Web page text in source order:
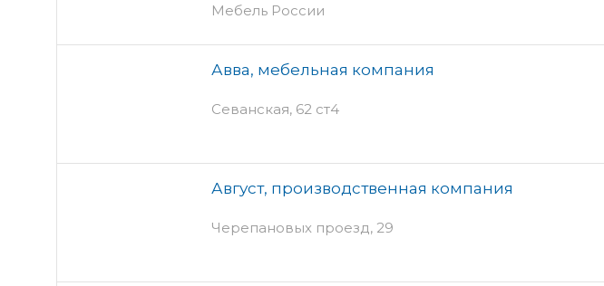
Мебель России
Авва, мебельная компания
Севанская, 62 ст4
Август, производственная компания
Черепановых проезд, 29